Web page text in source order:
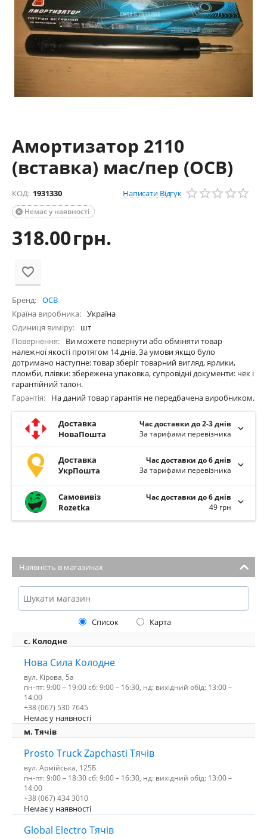
Амортизатор 2110
(вставка) мас/пер (ОСВ)
КОД: 1931330 Написати Відгук
Немає у наявності

318.00грн.
Бренд
ОСВ
Країна виробника
Україна
Одиниця виміру
шт
Повернення
Ви можете повернути або обміняти товар
належної якості протягом 14 днів. За умови якщо було
дотримано наступне: товар зберіг товарний вигляд, ярлики,
пломби, плівки: збережена упаковка, супровідні документи: чек і
гарантійний талон.
Гарантія
На даний товар гарантія не передбачена виробником.
Доставка
НоваПошта
Час доставки до 2-3 днів
За тарифами перевізника
Доставка
УкрПошта
Час доставки до 6 днів
За тарифами перевізника
Самовивіз
Rozetka
Час доставки до 6 днів
49 грн
Наявність в магазинах
Список
Карта
с. Колодне
Нова Сила Колодне
вул. Кірова, 5а
пн-пт: 9:00 – 19:00 сб: 9:00 – 16:30, нд: вихідний обід: 13:00 –
14:00
+38 (067) 530 7645
Немає у наявності
м. Тячів
Prosto Truck Zapchasti Тячів
вул. Армійська, 125Б
пн-пт: 9:00 – 18:30 сб: 9:00 – 16:30, нд: вихідний обід: 13:00 –
14:00
+38 (067) 434 3010
Немає у наявності
Global Electro Тячів